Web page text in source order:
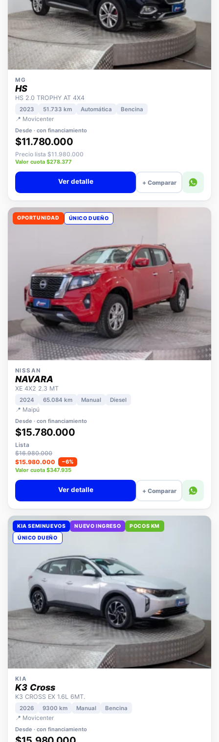
MG
HS
HS 2.0 TROPHY AT 4X4
2023 51.733 km
📍 Movicenter
Desde · con financiamiento
$11.780.000
Precio lista $11.980.000
Valor cuota $278.377
+ Comparar
OPORTUNIDAD
NISSAN
NAVARA
XE 4X2 2.3 MT
2024
📍 Maipú
Desde · con financiamiento
$15.780.000
Lista
$16.980.000
$15.980.000
−6%
Valor cuota $347.935
+ Comparar
KIA SEMINUEVOS
KIA
K3 Cross
K3 CROSS EX 1.6L 6MT.
2026 9300 km
📍 Movicenter
Desde · con financiamiento